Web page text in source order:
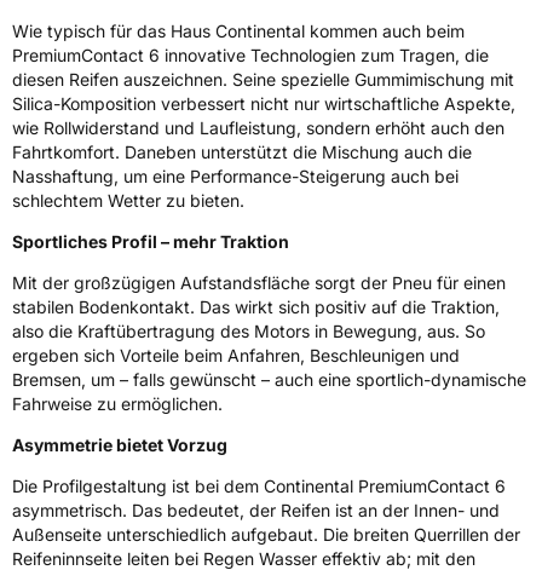
Fahrzeugklasse
3PMSF / Schneeflockensymbol / Alpine-SymbolNein
EisgripNein
EPREL ID482053
Continental-Plaza 1 30173 Hannover
Deutschland,
customerservice_tires@conti.de
Wie typisch für das Haus Continental kommen auch beim
PremiumContact 6 innovative Technologien zum Tragen, die
diesen Reifen auszeichnen. Seine spezielle Gummimischung mit
Silica-Komposition verbessert nicht nur wirtschaftliche Aspekte,
wie Rollwiderstand und Laufleistung, sondern erhöht auch den
Fahrtkomfort. Daneben unterstützt die Mischung auch die
Nasshaftung, um eine Performance-Steigerung auch bei
schlechtem Wetter zu bieten.
Sportliches Profil – mehr Traktion
Mit der großzügigen Aufstandsfläche sorgt der Pneu für einen
stabilen Bodenkontakt. Das wirkt sich positiv auf die Traktion,
also die Kraftübertragung des Motors in Bewegung, aus. So
ergeben sich Vorteile beim Anfahren, Beschleunigen und
Bremsen, um – falls gewünscht – auch eine sportlich-dynamische
Fahrweise zu ermöglichen.
Asymmetrie bietet Vorzug
Die Profilgestaltung ist bei dem Continental PremiumContact 6
asymmetrisch. Das bedeutet, der Reifen ist an der Innen- und
Außenseite unterschiedlich aufgebaut. Die breiten Querrillen der
Reifeninnseite leiten bei Regen Wasser effektiv ab; mit den